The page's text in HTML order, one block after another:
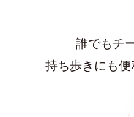
誰でもチ
持ち歩きにも